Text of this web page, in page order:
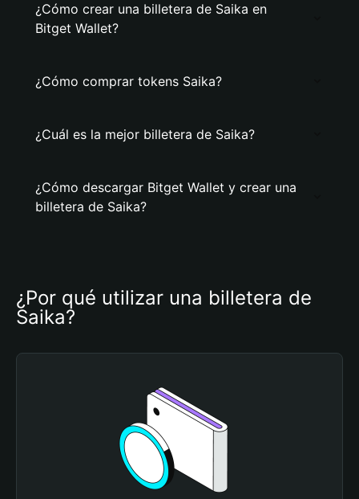
¿Cómo crear una billetera de Saika en
Bitget Wallet?
¿Cómo comprar tokens Saika?
¿Cuál es la mejor billetera de Saika?
¿Cómo descargar Bitget Wallet y crear una
billetera de Saika?
¿Por qué utilizar una billetera de
Saika?